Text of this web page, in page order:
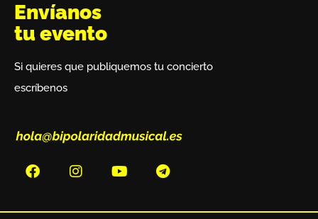
Envíanos
tu evento
Si quieres que publiquemos tu concierto
escríbenos